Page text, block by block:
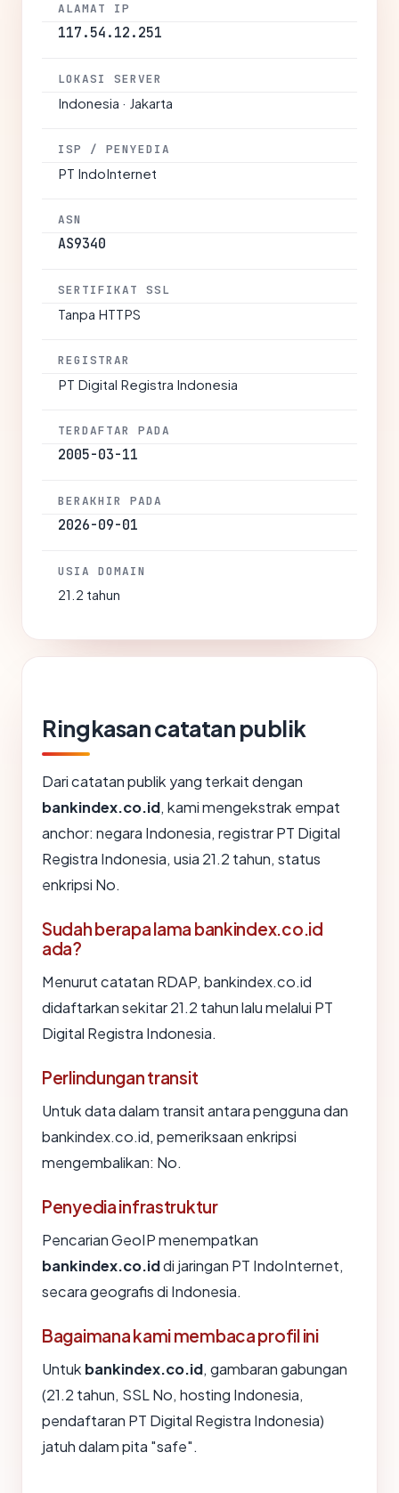
ALAMAT IP
117.54.12.251
LOKASI SERVER
Indonesia · Jakarta
ISP / PENYEDIA
PT IndoInternet
ASN
AS9340
SERTIFIKAT SSL
Tanpa HTTPS
REGISTRAR
PT Digital Registra Indonesia
TERDAFTAR PADA
2005-03-11
BERAKHIR PADA
2026-09-01
USIA DOMAIN
21.2 tahun
Ringkasan catatan publik
Dari catatan publik yang terkait dengan
bankindex.co.id, kami mengekstrak empat
anchor: negara Indonesia, registrar PT Digital
Registra Indonesia, usia 21.2 tahun, status
enkripsi No.
Sudah berapa lama bankindex.co.id
ada?
Menurut catatan RDAP, bankindex.co.id
didaftarkan sekitar 21.2 tahun lalu melalui PT
Digital Registra Indonesia.
Perlindungan transit
Untuk data dalam transit antara pengguna dan
bankindex.co.id, pemeriksaan enkripsi
mengembalikan: No.
Penyedia infrastruktur
Pencarian GeoIP menempatkan
bankindex.co.iddi jaringan PT IndoInternet,
secara geografis di Indonesia.
Bagaimana kami membaca profil ini
Untuk bankindex.co.id, gambaran gabungan
(21.2 tahun, SSL No, hosting Indonesia,
pendaftaran PT Digital Registra Indonesia)
jatuh dalam pita "safe".